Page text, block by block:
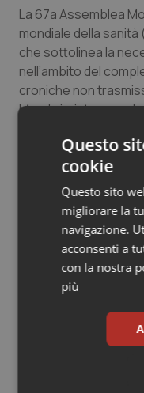
Salute orale &
Sangue &
Tiroide
Tumore al
Tumore
Tumori del
Tumori
La 67a Assemblea
mondiale della
che sottolinea la
nell’ambito del
croniche non
Membri a
condiziona le scelte
affetto ma anche le
28 Ottobre 2014
© Riproduzione
Questo
cookie
Questo sito
migliorare la
navigazione.
acconsenti a
con la nostra
più